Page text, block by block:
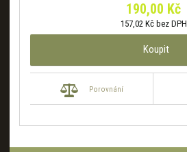
190,00 Kč
157,02 Kč bez DPH
Koupit
Porovnání